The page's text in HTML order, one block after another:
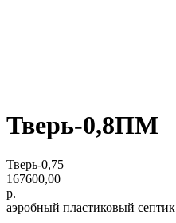
Тверь-0,8ПМ
Тверь-0,75
167600,00
р.
аэробный пластиковый септик